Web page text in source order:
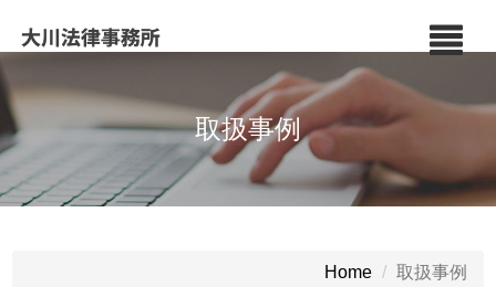
取扱事例
Home 取扱事例